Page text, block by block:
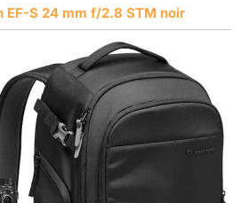
EF-S 24 mm f/2.8 STM noir